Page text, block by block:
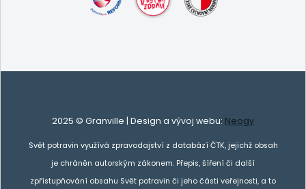
2025 © Granville | Design a vývoj webu: Neogy
Svět potravin využívá zpravodajství z databází ČTK, jejichž obsah
je chráněn autorským zákonem. Přepis, šíření či další
zpřístupňování obsahu Svět potravin či jeho části veřejnosti, a to